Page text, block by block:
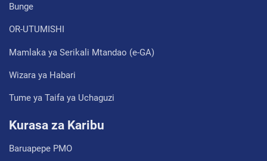
Bunge
OR-UTUMISHI
Mamlaka ya Serikali Mtandao (e-GA)
Wizara ya Habari
Tume ya Taifa ya Uchaguzi
Kurasa za Karibu
Baruapepe PMO